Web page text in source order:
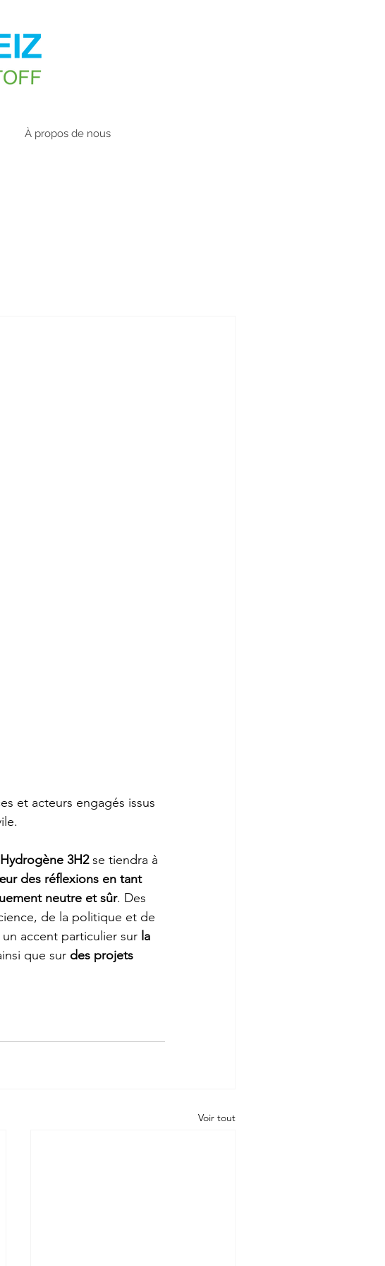
À propos de nous
des frontières.
et acteurs engagés issus
3H2 se tiendra à
des réflexions en tant
neutre et sûr. Des
de la politique et de
accent particulier sur la
que sur des projets
Voir tout